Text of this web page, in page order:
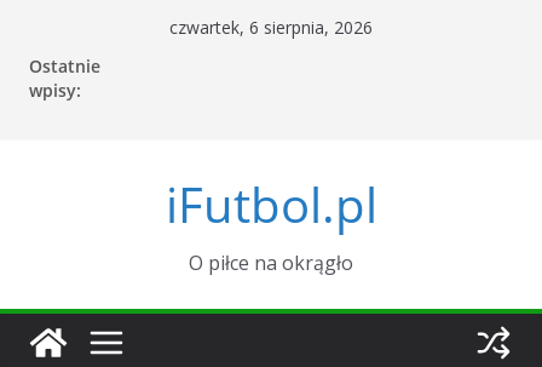
treści
czwartek, 6 sierpnia, 2026
Ostatnie
wpisy:
iFutbol.pl
O piłce na okrągło